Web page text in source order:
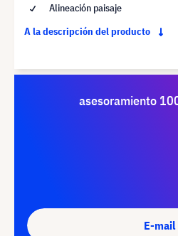
Alineación paisaje
A la descripción del producto
asesoramiento
E-mail